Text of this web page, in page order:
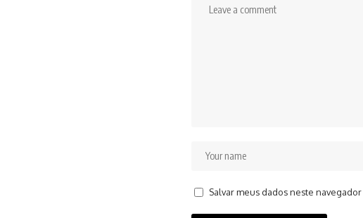
Salvar meus dados neste